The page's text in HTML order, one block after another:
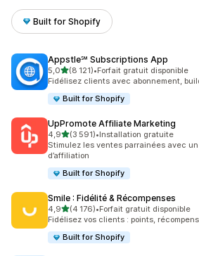
Built for Shopify
Appstle℠ Subscriptions App
5,0étoile(s) sur 5
(8 121)
8121 avis au total
•Forfait gratuit disponible
Fidélisez clients avec abonnement,
Built for Shopify
UpPromote Affiliate Marketing
4,9étoile(s) sur 5
(3 591)
3591 avis au total
•Installation gratuite
Stimulez les ventes parrainées avec
d’affiliation
Built for Shopify
Smile : Fidélité & Récompenses
4,9étoile(s) sur 5
(4 176)
4176 avis au total
•Forfait gratuit disponible
Fidélisez vos clients : points,
Built for Shopify